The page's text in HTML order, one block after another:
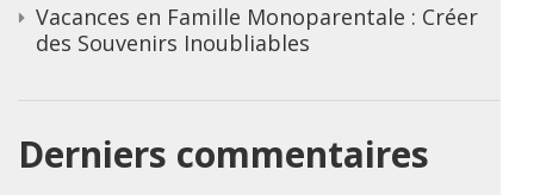
Vacances en Famille Monoparentale : Créer
des Souvenirs Inoubliables
Derniers commentaires